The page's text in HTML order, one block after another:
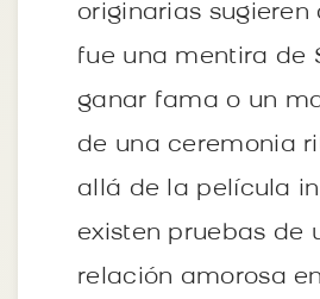
originarias sugieren
fue una mentira de
ganar fama o un
de una ceremonia
allá de la película
existen pruebas de
relación amorosa